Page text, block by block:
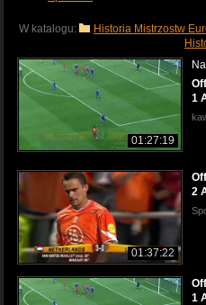
W katalogu:
Historia Mistrzostw
01:27:19
1
01:37:22
2
1